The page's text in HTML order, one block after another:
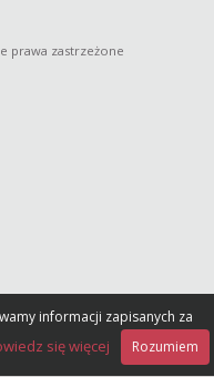
prawa zastrzeżone
informacji zapisanych za
się więcej Rozumiem